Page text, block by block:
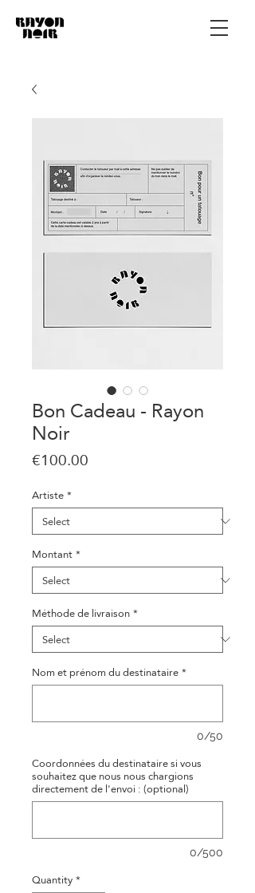
Bon Cadeau - Rayon
Noir
€100.00
Artiste*
Montant*
Méthode de livraison*
Nom et prénom du destinataire*
0/50
Coordonnées du destinataire si vous
souhaitez que nous nous chargions
directement de l'envoi : (optional)
0/500
Quantity*